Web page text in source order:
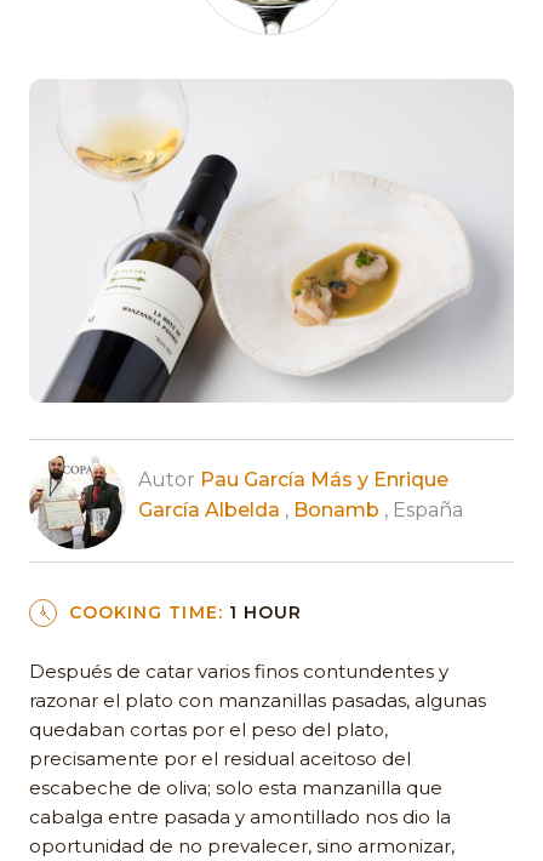
Autor Pau García Más y Enrique
García Albelda , Bonamb , España
COOKING TIME: 1 HOUR
Después de catar varios finos contundentes y
razonar el plato con manzanillas pasadas, algunas
quedaban cortas por el peso del plato,
precisamente por el residual aceitoso del
escabeche de oliva; solo esta manzanilla que
cabalga entre pasada y amontillado nos dio la
oportunidad de no prevalecer, sino armonizar,